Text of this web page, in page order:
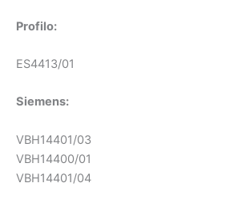
Profilo:
ES4413/01
Siemens:
VBH14401/03
VBH14400/01
VBH14401/04